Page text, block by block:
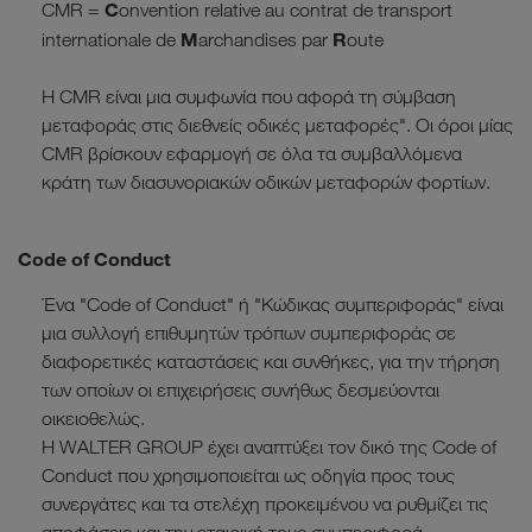
CMR = Convention relative au contrat de transport
internationale de Marchandises par Route
Η CMR είναι μια συμφωνία που αφορά τη σύμβαση
μεταφοράς στις διεθνείς οδικές μεταφορές". Οι όροι μίας
CMR βρίσκουν εφαρμογή σε όλα τα συμβαλλόμενα
κράτη των διασυνοριακών οδικών μεταφορών φορτίων.
Code of Conduct
Ένα "Code of Conduct" ή "Κώδικας συμπεριφοράς" είναι
μια συλλογή επιθυμητών τρόπων συμπεριφοράς σε
διαφορετικές καταστάσεις και συνθήκες, για την τήρηση
των οποίων οι επιχειρήσεις συνήθως δεσμεύονται
οικειοθελώς.
Η WALTER GROUP έχει αναπτύξει τον δικό της Code of
Conduct που χρησιμοποιείται ως οδηγία προς τους
συνεργάτες και τα στελέχη προκειμένου να ρυθμίζει τις